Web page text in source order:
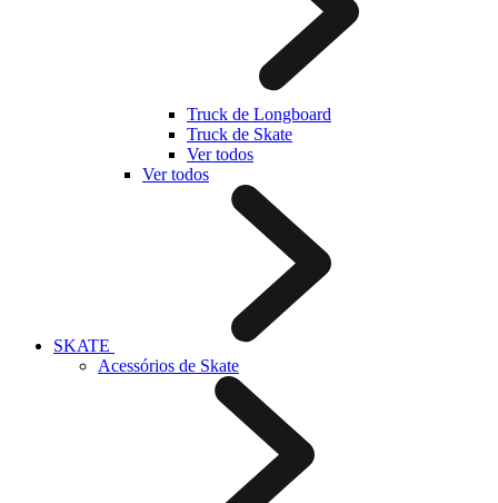
Truck de Longboard
Truck de Skate
Ver todos
Ver todos
SKATE
Acessórios de Skate